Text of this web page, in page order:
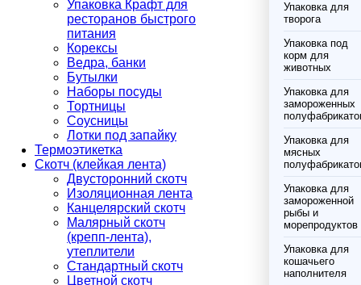
Упаковка Крафт для
ресторанов быстрого
питания
Корексы
Ведра, банки
Бутылки
Наборы посуды
Тортницы
Соусницы
Лотки под запайку
Термоэтикетка
Скотч (клейкая лента)
Двусторонний скотч
Изоляционная лента
Канцелярский скотч
Малярный скотч
(крепп-лента),
утеплители
Стандартный скотч
Цветной скотч
Упаковка для
творога
Упаковка под
корм для
животных
Упаковка для
замороженных
Упаковка для
мясных
Упаковка для
замороженной
рыбы и
морепродуктов
Упаковка для
кошачьего
наполнителя